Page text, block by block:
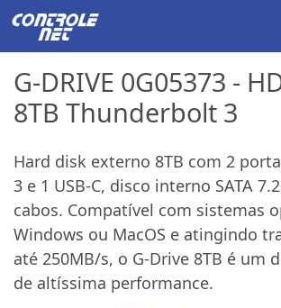
G-DRIVE 0G05373 -
8TB Thunderbolt 3
Hard disk externo 8TB com 2
3 e 1 USB-C, disco interno SATA
cabos. Compatível com sistemas
Windows ou MacOS e atingindo
até 250MB/s, o G-Drive 8TB é um
de altíssima performance.